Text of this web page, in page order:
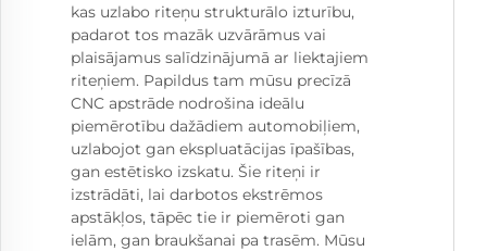
kas uzlabo riteņu strukturālo izturību,
padarot tos mazāk uzvārāmus vai
plaisājamus salīdzinājumā ar liektajiem
riteņiem. Papildus tam mūsu precīzā
CNC apstrāde nodrošina ideālu
piemērotību dažādiem automobiļiem,
uzlabojot gan ekspluatācijas īpašības,
gan estētisko izskatu. Šie riteņi ir
izstrādāti, lai darbotos ekstrēmos
apstākļos, tāpēc tie ir piemēroti gan
ielām, gan braukšanai pa trasēm. Mūsu